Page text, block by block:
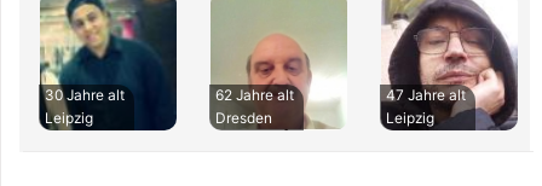
30 Jahre alt
Leipzig
62 Jahre alt
Dresden
47 Jahre alt
Leipzig